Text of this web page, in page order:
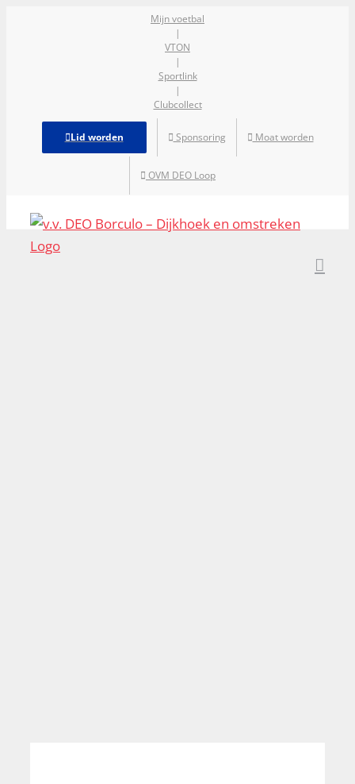
Mijn voetbal
|
VTON
|
Sportlink
|
Clubcollect
Lid worden Sponsoring Moat worden
OVM DEO Loop